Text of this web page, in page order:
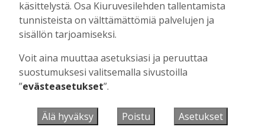
Tilaajille
Aku Laatikainen 28.7.2026 11:03
UUSIMMAT
Terveisiä eduskuntaan
käsittelystä. Osa Kiuruvesilehden tallentamista
tunnisteista on välttämättömiä palvelujen ja
sisällön tarjoamiseksi.
Voit aina muuttaa asetuksiasi ja peruuttaa
suostumuksesi valitsemalla sivustoilla
”evästeasetukset”.
Älä hyväksy Poistu Asetukset